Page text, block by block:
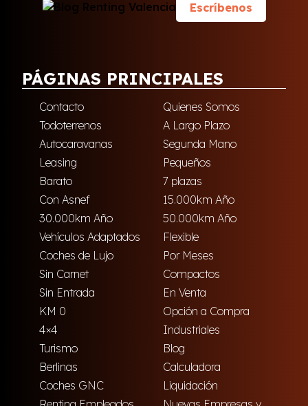
Escríbenos
PÁGINAS PRINCIPALES
Contacto
Quienes Somos
Todoterrenos
A Largo Plazo
Autocaravanas
Segunda Mano
Leasing
Pequeños
Barato
7 plazas
Con Asnef
15.000km Año
30.000km Año
50.000km Año
Vehículos Adaptados
Flexible
Coches de Lujo
Por Meses
Sin Carnet
Compactos
Sin Entrada
En Venta
KM 0
Opción a Compra
4×4
Industriales
Turismo
Blog
Berlinas
Calculadora
Coches GNC
Liquidación